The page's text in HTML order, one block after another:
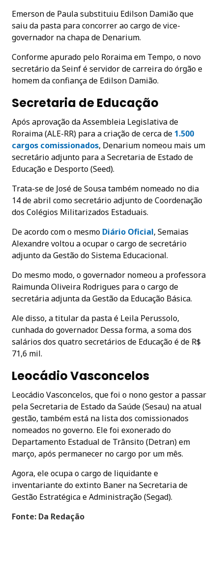
Emerson de Paula substituiu Edilson Damião que
saiu da pasta para concorrer ao cargo de vice-
governador na chapa de Denarium.
Conforme apurado pelo Roraima em Tempo, o novo
secretário da Seinf é servidor de carreira do órgão e
homem da confiança de Edilson Damião.
Secretaria de Educação
Após aprovação da Assembleia Legislativa de
Roraima (ALE-RR) para a criação de cerca de 1.500
cargos comissionados, Denarium nomeou mais um
secretário adjunto para a Secretaria de Estado de
Educação e Desporto (Seed).
Trata-se de José de Sousa também nomeado no dia
14 de abril como secretário adjunto de Coordenação
dos Colégios Militarizados Estaduais.
De acordo com o mesmo Diário Oficial, Semaias
Alexandre voltou a ocupar o cargo de secretário
adjunto da Gestão do Sistema Educacional.
Do mesmo modo, o governador nomeou a professora
Raimunda Oliveira Rodrigues para o cargo de
secretária adjunta da Gestão da Educação Básica.
Ale disso, a titular da pasta é Leila Perussolo,
cunhada do governador. Dessa forma, a soma dos
salários dos quatro secretários de Educação é de R$
71,6 mil.
Leocádio Vasconcelos
Leocádio Vasconcelos, que foi o nono gestor a passar
pela Secretaria de Estado da Saúde (Sesau) na atual
gestão, também está na lista dos comissionados
nomeados no governo. Ele foi exonerado do
Departamento Estadual de Trânsito (Detran) em
março, após permanecer no cargo por um mês.
Agora, ele ocupa o cargo de liquidante e
inventariante do extinto Baner na Secretaria de
Gestão Estratégica e Administração (Segad).
Fonte: Da Redação